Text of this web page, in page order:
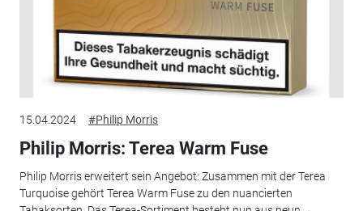
15.04.2024 #Philip Morris
Philip Morris: Terea Warm Fuse
Philip Morris erweitert sein Angebot: Zusammen mit der Terea
Turquoise gehört Terea Warm Fuse zu den nuancierten